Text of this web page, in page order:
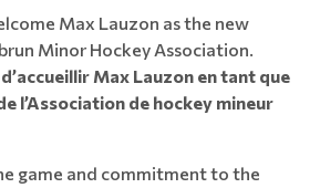
Max Lauzon as the new
Minor Hockey Association.
Max Lauzon en tant que
l’Association de hockey mineur
game and commitment to the